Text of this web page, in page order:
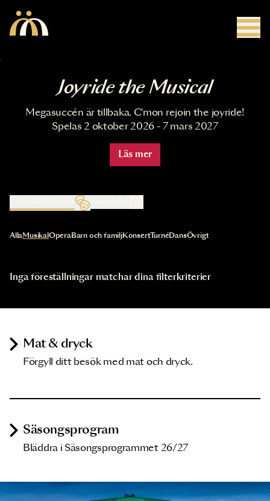
Joyride the Musical
Megasuccén är tillbaka. C'mon rejoin the joyride!
Spelas 2 oktober 2026 - 7 mars 2027
Läs mer
Kalender
Val av kategori uppdaterar innehållet automatiskt
AllaMusikal OperaBarn och familjKonsertTurnéDansÖvrigt
Inga föreställningar matchar dina filterkriterier
Mat & dryck
Förgyll ditt besök med mat och dryck.
Säsongsprogram
Bläddra i Säsongsprogrammet 26/27